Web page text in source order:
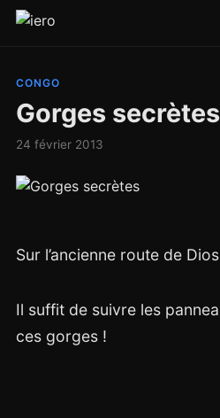
Congo
Hasard
CONGO
Gorges secrètes
24 février 2013
Sur l’ancienne route de
Il suffit de suivre les
ces gorges !